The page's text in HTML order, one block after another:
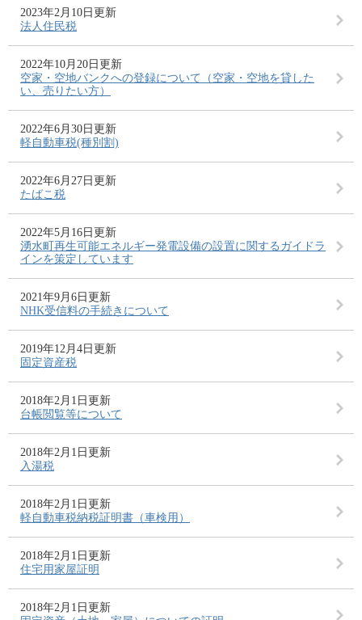
2023年2月10日更新
法人住民税
2022年10月20日更新
空家・空地バンクへの登録について（空家・空地を貸した
い、売りたい方）
2022年6月30日更新
軽自動車税(種別割)
2022年6月27日更新
たばこ税
2022年5月16日更新
湧水町再生可能エネルギー発電設備の設置に関するガイドラ
インを策定しています
2021年9月6日更新
NHK受信料の手続きについて
2019年12月4日更新
固定資産税
2018年2月1日更新
台帳閲覧等について
2018年2月1日更新
入湯税
2018年2月1日更新
軽自動車税納税証明書（車検用）
2018年2月1日更新
住宅用家屋証明
2018年2月1日更新